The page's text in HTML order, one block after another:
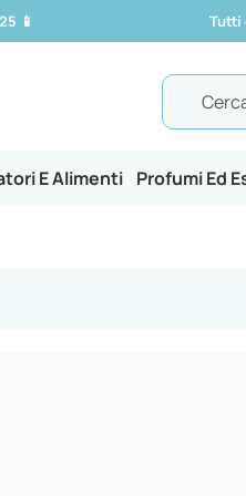
📱 Tutti
E Alimenti Profumi Ed